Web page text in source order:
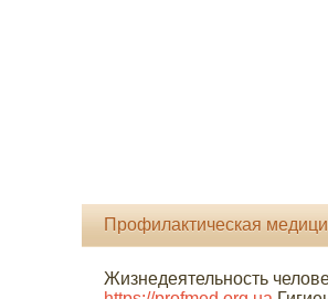
Профилактическая
Жизнедеятельность